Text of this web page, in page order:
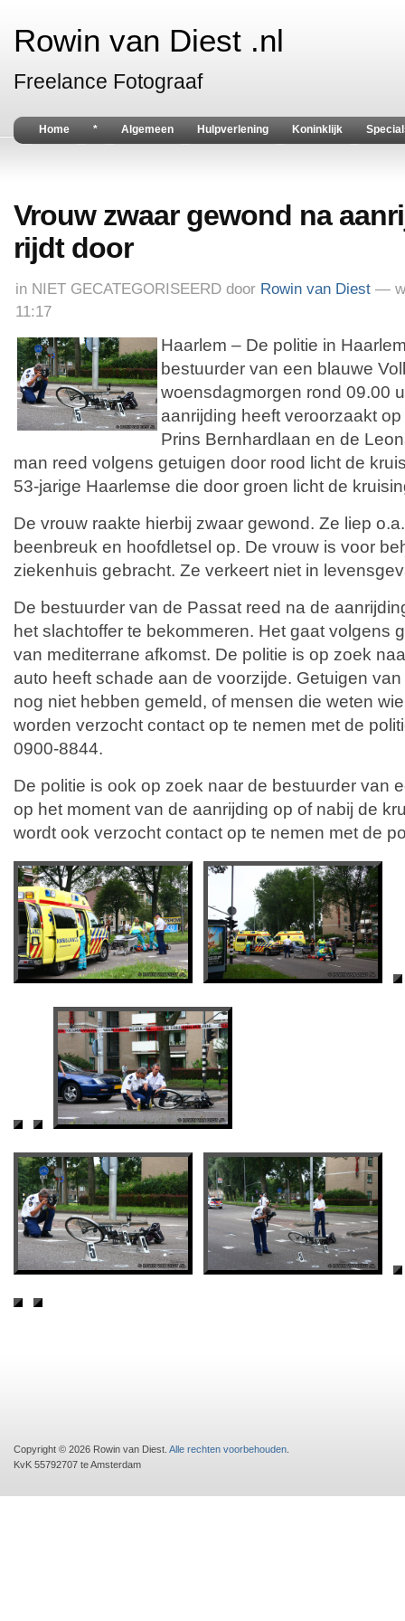
Rowin van Diest .nl
Freelance Fotograaf
Home * Algemeen Hulpverlening Koninklijk
Vrouw zwaar gewond na
rijdt door
in NIET GECATEGORISEERD door Rowin van Diest —
11:17
Haarlem – De politie in
bestuurder van een blauwe
woensdagmorgen rond 09.00
aanrijding heeft veroorzaakt
Prins Bernhardlaan en de
man reed volgens getuigen door rood licht de
53-jarige Haarlemse die door groen licht de
De vrouw raakte hierbij zwaar gewond. Ze liep
beenbreuk en hoofdletsel op. De vrouw is voor
ziekenhuis gebracht. Ze verkeert niet in
De bestuurder van de Passat reed na de
het slachtoffer te bekommeren. Het gaat volgens
van mediterrane afkomst. De politie is op zoek
auto heeft schade aan de voorzijde. Getuigen
nog niet hebben gemeld, of mensen die weten
worden verzocht contact op te nemen met de
0900-8844.
De politie is ook op zoek naar de bestuurder van
op het moment van de aanrijding op of nabij de
wordt ook verzocht contact op te nemen met de
Copyright © 2026 Rowin van Diest. Alle rechten voorbehouden
KvK 55792707 te Amsterdam